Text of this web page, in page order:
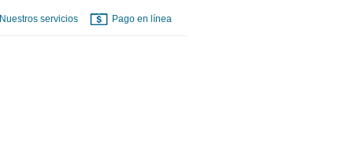
Nuestros servicios Pago en línea